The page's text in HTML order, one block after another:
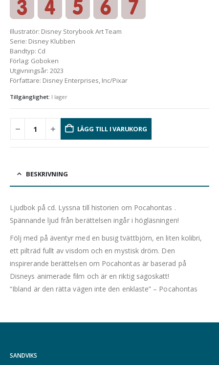
Illustratör: Disney Storybook Art Team
Serie: Disney Klubben
Bandtyp: Cd
Förlag: Goboken
Utgivningsår: 2023
Författare: Disney Enterprises, Inc/Pixar
Tillgänglighet: I lager
LÄGG TILL I VARUKORG
BESKRIVNING
Ljudbok på cd. Lyssna till historien om Pocahontas .
Spännande ljud från berättelsen ingår i högläsningen!
Följ med på äventyr med en busig tvättbjörn, en liten kolibri,
ett pilträd fullt av visdom och en mystisk dröm. Den
inspirerande berättelsen om Pocahontas är baserad på
Disneys animerade film och är en riktig sagoskatt!
“Ibland är den rätta vägen inte den enklaste” – Pocahontas
SANDVIKS